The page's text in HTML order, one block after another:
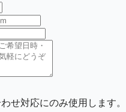
せ対応にのみ使用します。